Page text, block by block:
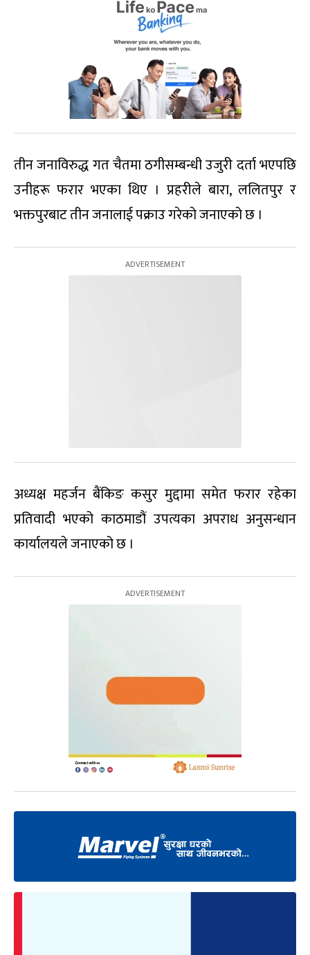
तीन जनाविरुद्ध गत चैतमा ठगीसम्बन्धी उजुरी दर्ता भएपछि
उनीहरू फरार भएका थिए । प्रहरीले बारा, ललितपुर र
भक्तपुरबाट तीन जनालाई पक्राउ गरेको जनाएको छ ।
अध्यक्ष महर्जन बैंकिङ कसुर मुद्दामा समेत फरार रहेका
प्रतिवादी भएको काठमाडौं उपत्यका अपराध अनुसन्धान
कार्यालयले जनाएको छ ।